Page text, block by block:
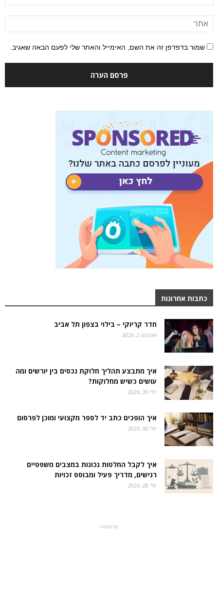
שמור בדפדפן זה את השם, האימייל והאתר שלי לפעם הבאה שאגיב.
כתבות אחרונות
חדר קריוקי – בילוי בצפון תל אביב
אוגוסט 2, 2026
איך מתבצע תהליך חלוקת נכסים בין יורשים ומה
עושים כשיש מחלוקות?
יולי 30, 2026
איך הופכים כתב יד לספר מקצועי ומוכן לפרסום
יולי 30, 2026
איך לקבל החלטות נכונות במצבים משפטיים
רגישים, מדריך פעיל ומבוסס זכויות
יולי 28, 2026
- פרסומת -